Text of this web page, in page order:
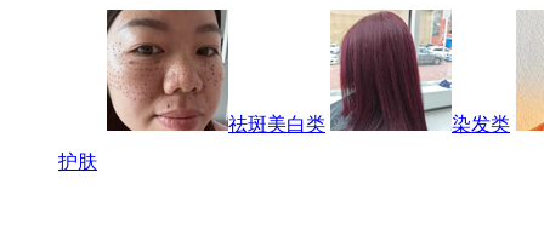
祛斑美白类
染发类
护肤